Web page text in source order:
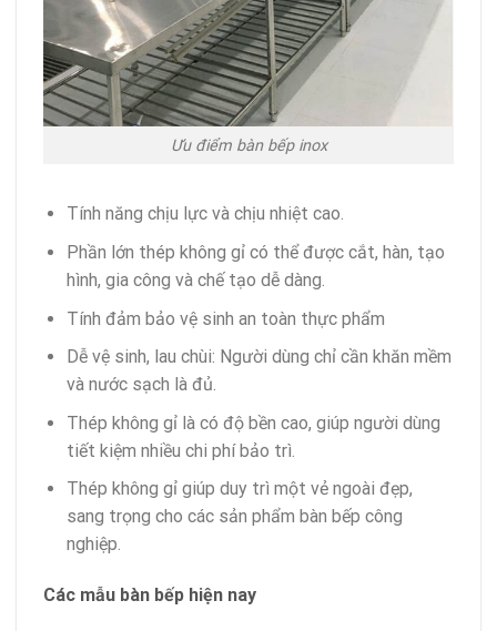
Ưu điểm bàn bếp inox
Tính năng chịu lực và chịu nhiệt cao.
Phần lớn thép không gỉ có thể được cắt, hàn, tạo
hình, gia công và chế tạo dễ dàng.
Tính đảm bảo vệ sinh an toàn thực phẩm
Dễ vệ sinh, lau chùi: Người dùng chỉ cần khăn mềm
và nước sạch là đủ.
Thép không gỉ là có độ bền cao, giúp người dùng
tiết kiệm nhiều chi phí bảo trì.
Thép không gỉ giúp duy trì một vẻ ngoài đẹp,
sang trọng cho các sản phẩm bàn bếp công
nghiệp.
Các mẫu bàn bếp hiện nay